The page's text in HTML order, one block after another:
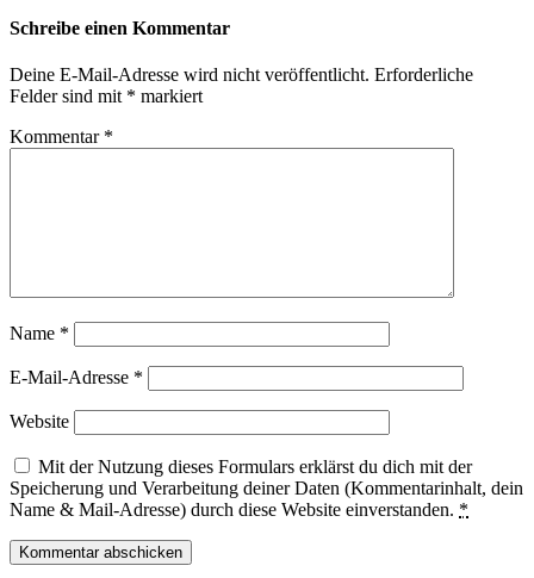
Schreibe einen Kommentar
Deine E-Mail-Adresse wird nicht veröffentlicht. Erforderliche
Felder sind mit * markiert
Kommentar *
Name *
E-Mail-Adresse *
Website
Mit der Nutzung dieses Formulars erklärst du dich mit der
Speicherung und Verarbeitung deiner Daten (Kommentarinhalt, dein
Name & Mail-Adresse) durch diese Website einverstanden. *